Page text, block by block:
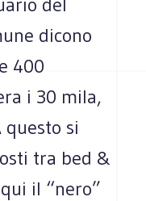
dicono
400
i 30 mila,
si
tra bed &
il “nero”